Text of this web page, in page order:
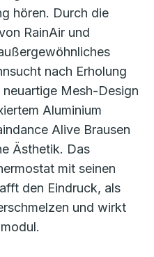
hören. Durch die
RainAir und
nach Erholung
Mesh-Design
Aluminium
Alive Brausen
Ästhetik. Das
mit seinen
den Eindruck, als
und wirkt